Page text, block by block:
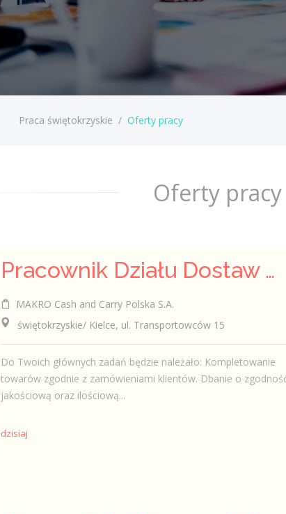
Praca świętokrzyskie / Oferty pracy
Oferty
Pracownik Działu Dostaw (K/M)
MAKRO Cash and Carry Polska S.A.
świętokrzyskie/ Kielce, ul. Transportowców 15
Do Twoich głównych zadań będzie należało: Kompletowanie
towarów zgodnie z zamówieniami klientów. Dbanie o
jakościową oraz ilościową...
dzisiaj